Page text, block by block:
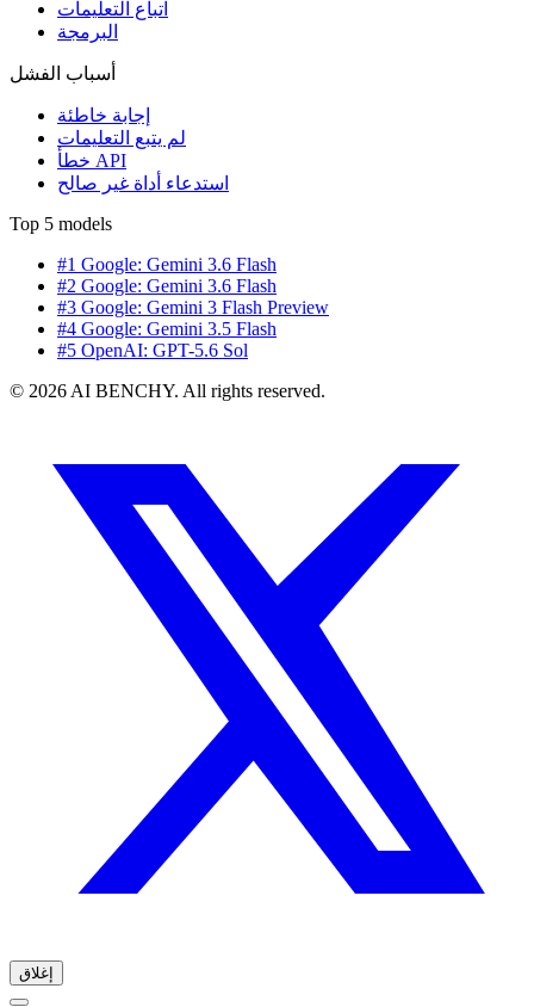
اتباع التعليمات
البرمجة
أسباب الفشل
إجابة خاطئة
لم يتبع التعليمات
خطأ API
استدعاء أداة غير صالح
Top 5 models
#1 Google: Gemini 3.6 Flash
#2 Google: Gemini 3.6 Flash
#3 Google: Gemini 3 Flash Preview
#4 Google: Gemini 3.5 Flash
#5 OpenAI: GPT-5.6 Sol
© 2026 AI BENCHY. All rights reserved.
إغلاق